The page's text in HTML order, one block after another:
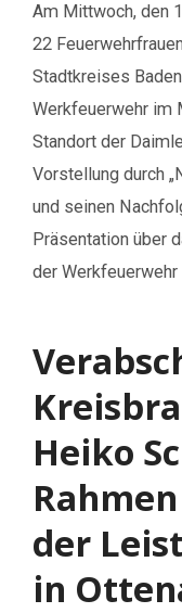
Am Mittwoch, den
22
Stadtkreises
Werkfeuerwehr im
Standort der
Vorstellung durch
und seinen
Präsentation über
der Werkfeuerwehr
Heiko
der
in